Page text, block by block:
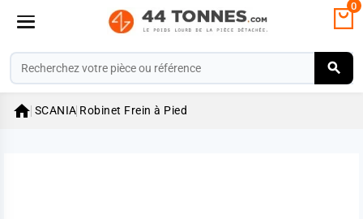
0
 SCANIA Robinet Frein à Pied